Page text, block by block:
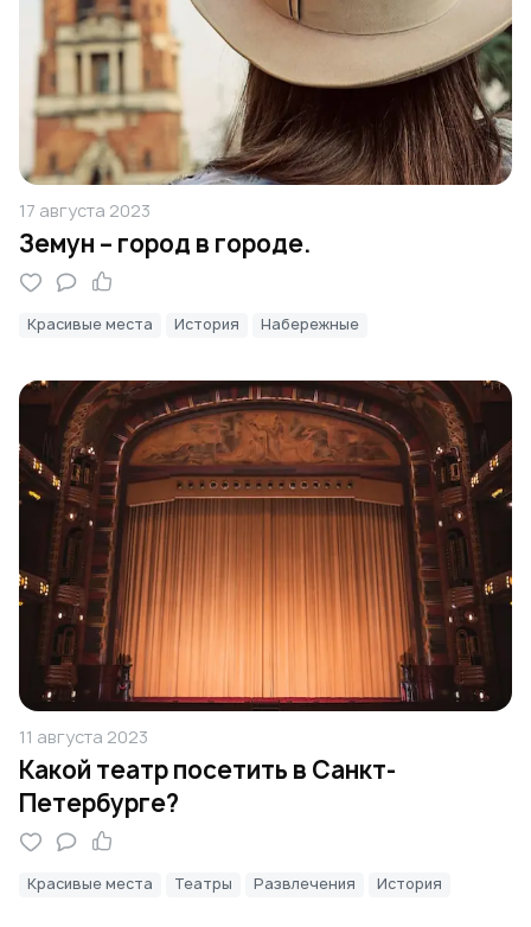
17 августа 2023
Земун – город в городе.
Красивые места История Набережные
11 августа 2023
Какой театр посетить в Санкт-
Петербурге?
Красивые места Театры Развлечения История